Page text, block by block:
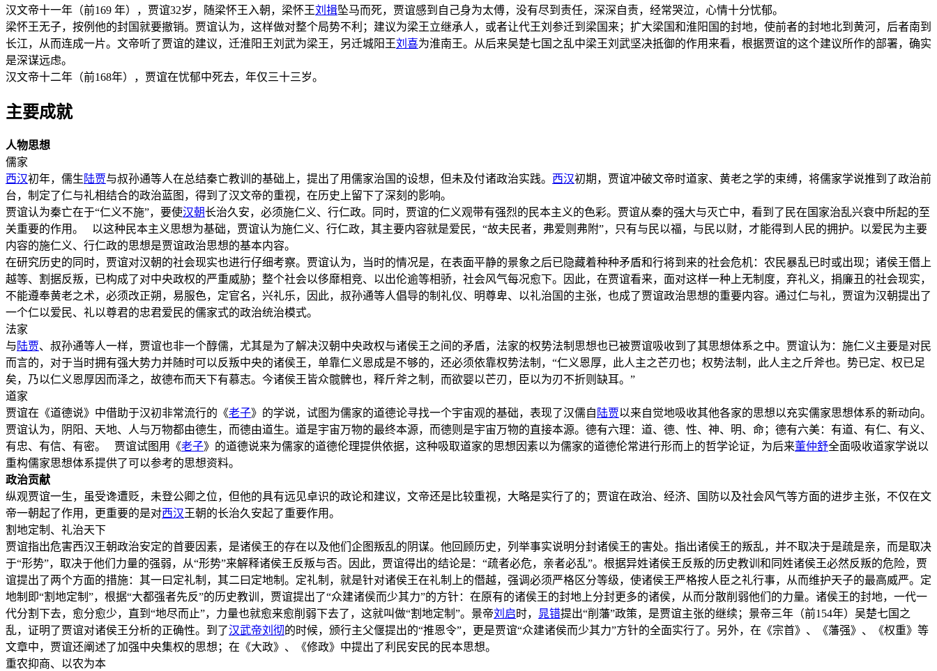
汉文帝十一年（前169 年），贾谊32岁，随梁怀王入朝，梁怀王刘揖坠马而死，贾谊感到自己身为太傅，没有尽到责任，深深自责，经常哭泣，心情十分忧郁。
梁怀王无子，按例他的封国就要撤销。贾谊认为，这样做对整个局势不利；建议为梁王立继承人，或者让代王刘参迁到梁国来；扩大梁国和淮阳国的封地，使前者的封地北到黄河，后者南到
长江，从而连成一片。文帝听了贾谊的建议，迁淮阳王刘武为梁王，另迁城阳王刘喜为淮南王。从后来吴楚七国之乱中梁王刘武坚决抵御的作用来看，根据贾谊的这个建议所作的部署，确实
是深谋远虑。
汉文帝十二年（前168年），贾谊在忧郁中死去，年仅三十三岁。
主要成就
人物思想
儒家
西汉初年，儒生陆贾与叔孙通等人在总结秦亡教训的基础上，提出了用儒家治国的设想，但未及付诸政治实践。 西汉初期，贾谊冲破文帝时道家、黄老之学的束缚，将儒家学说推到了政治前
台，制定了仁与礼相结合的政治蓝图，得到了汉文帝的重视，在历史上留下了深刻的影响。
贾谊认为秦亡在于“仁义不施”，要使汉朝长治久安，必须施仁义、行仁政。同时，贾谊的仁义观带有强烈的民本主义的色彩。贾谊从秦的强大与灭亡中，看到了民在国家治乱兴衰中所起的至
关重要的作用。 以这种民本主义思想为基础，贾谊认为施仁义、行仁政，其主要内容就是爱民，“故夫民者，弗爱则弗附”，只有与民以福，与民以财，才能得到人民的拥护。以爱民为主要
内容的施仁义、行仁政的思想是贾谊政治思想的基本内容。
在研究历史的同时，贾谊对汉朝的社会现实也进行仔细考察。贾谊认为，当时的情况是，在表面平静的景象之后已隐藏着种种矛盾和行将到来的社会危机：农民暴乱已时或出现；诸侯王僭上
越等、割据反叛，已构成了对中央政权的严重威胁；整个社会以侈靡相竞、以出伦逾等相骄，社会风气每况愈下。因此，在贾谊看来，面对这样一种上无制度，弃礼义，捐廉丑的社会现实，
不能遵奉黄老之术，必须改正朔，易服色，定官名，兴礼乐，因此，叔孙通等人倡导的制礼仪、明尊卑、以礼治国的主张，也成了贾谊政治思想的重要内容。通过仁与礼，贾谊为汉朝提出了
一个仁以爱民、礼以尊君的忠君爱民的儒家式的政治统治模式。
法家
与陆贾、叔孙通等人一样，贾谊也非一个醇儒，尤其是为了解决汉朝中央政权与诸侯王之间的矛盾，法家的权势法制思想也已被贾谊吸收到了其思想体系之中。贾谊认为：施仁义主要是对民
而言的，对于当时拥有强大势力并随时可以反叛中央的诸侯王，单靠仁义恩成是不够的，还必须依靠权势法制，“仁义恩厚，此人主之芒刃也；权势法制，此人主之斤斧也。势已定、权已足
矣，乃以仁义恩厚因而泽之，故德布而天下有慕志。今诸侯王皆众髋髀也，释斤斧之制，而欲婴以芒刃，臣以为刃不折则缺耳。”
道家
贾谊在《道德说》中借助于汉初非常流行的《老子》的学说，试图为儒家的道德论寻找一个宇宙观的基础，表现了汉儒自 陆贾以来自觉地吸收其他各家的思想以充实儒家思想体系的新动向。
贾谊认为，阴阳、天地、人与万物都由德生，而德由道生。道是宇宙万物的最终本源，而德则是宇宙万物的直接本源。德有六理：道、德、性、神、明、命；德有六美：有道、有仁、有义、
有忠、有信、有密。 贾谊试图用《老子》的道德说来为儒家的道德伦理提供依据，这种吸取道家的思想因素以为儒家的道德伦常进行形而上的哲学论证，为后来董仲舒全面吸收道家学说以
重构儒家思想体系提供了可以参考的思想资料。
政治贡献
纵观贾谊一生，虽受谗遭贬，未登公卿之位，但他的具有远见卓识的政论和建议，文帝还是比较重视，大略是实行了的；贾谊在政治、经济、国防以及社会风气等方面的进步主张，不仅在文
帝一朝起了作用，更重要的是对西汉王朝的长治久安起了重要作用。
割地定制、礼治天下
贾谊指出危害西汉王朝政治安定的首要因素，是诸侯王的存在以及他们企图叛乱的阴谋。他回顾历史，列举事实说明分封诸侯王的害处。指出诸侯王的叛乱，并不取决于是疏是亲，而是取决
于“形势”，取决于他们力量的强弱，从“形势”来解释诸侯王反叛与否。因此，贾谊得出的结论是：“疏者必危，亲者必乱”。根据异姓诸侯王反叛的历史教训和同姓诸侯王必然反叛的危险，贾
谊提出了两个方面的措施：其一曰定礼制，其二曰定地制。定礼制，就是针对诸侯王在礼制上的僭越，强调必须严格区分等级，使诸侯王严格按人臣之礼行事，从而维护天子的最高威严。定
地制即“割地定制”，根据“大都强者先反”的历史教训，贾谊提出了“众建诸侯而少其力”的方针：在原有的诸侯王的封地上分封更多的诸侯，从而分散削弱他们的力量。诸侯王的封地，一代一
代分割下去，愈分愈少，直到“地尽而止”，力量也就愈来愈削弱下去了，这就叫做“割地定制”。景帝刘启时， 晁错提出“削藩”政策，是贾谊主张的继续；景帝三年（前154年）吴楚七国之
乱，证明了贾谊对诸侯王分析的正确性。到了汉武帝刘彻的时候，颁行主父偃提出的“推恩令”，更是贾谊“众建诸侯而少其力”方针的全面实行了。另外，在《宗首》、《藩强》、《权重》等
文章中，贾谊还阐述了加强中央集权的思想；在《大政》、《修政》中提出了利民安民的民本思想。
重农抑商、以农为本